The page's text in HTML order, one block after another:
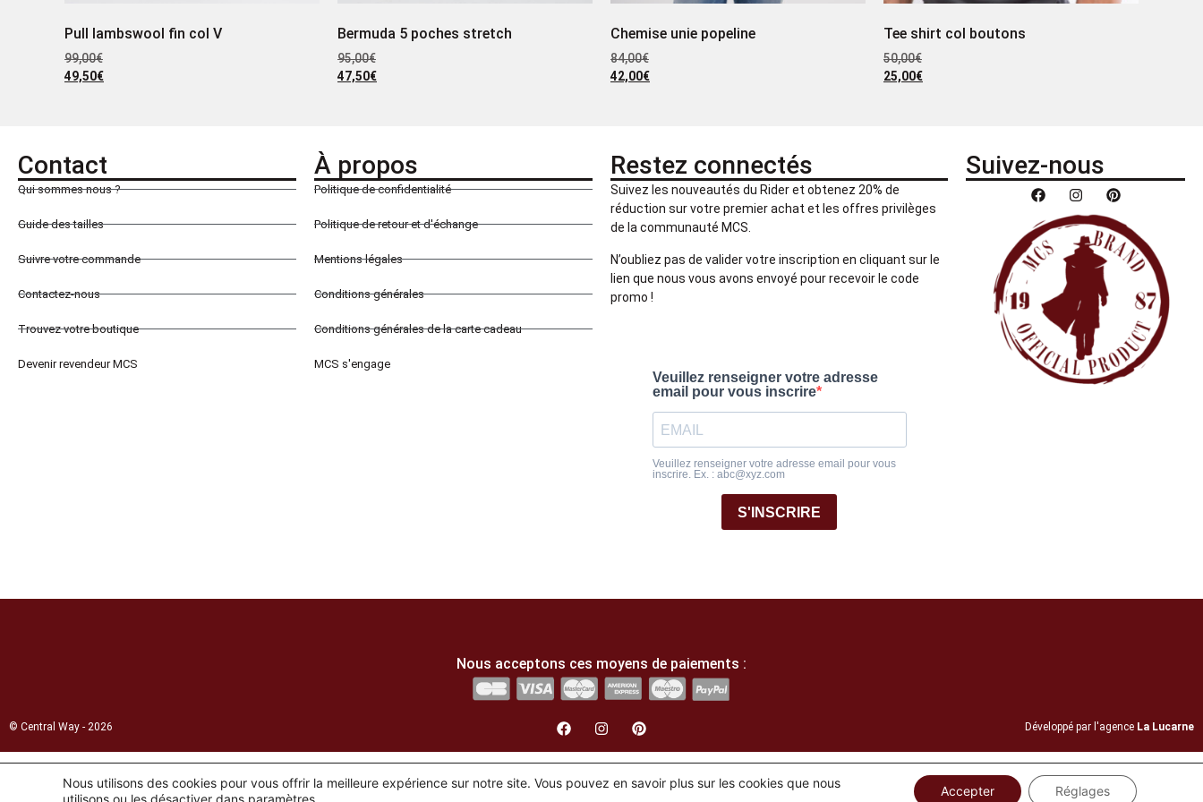
Pull lambswool fin col V
99,00€
49,50€
Bermuda 5 poches stretch
95,00€
47,50€
Chemise unie popeline
84,00€
42,00€
Tee shirt col boutons
50,00€
25,00€
Contact
Qui sommes nous ?
Guide des tailles
Suivre votre commande
Contactez-nous
Trouvez votre boutique
Devenir revendeur MCS
À propos
Politique de confidentialité
Politique de retour et d'échange
Mentions légales
Conditions générales
Conditions générales de la carte cadeau
MCS s'engage
Restez connectés
Suivez les nouveautés du Rider et obtenez 20% de
réduction sur votre premier achat et les offres privilèges
de la communauté MCS.
N’oubliez pas de valider votre inscription en cliquant sur le
lien que nous vous avons envoyé pour recevoir le code
promo !
Veuillez renseigner votre adresse
email pour vous inscrire
Veuillez renseigner votre adresse email pour vous
inscrire. Ex. : abc@xyz.com
S'INSCRIRE
Suivez-nous
Nous acceptons ces moyens de paiements :
© Central Way - 2026 Développé par l'agence La Lucarne
Nous utilisons des cookies pour vous offrir la meilleure expérience sur notre site. Vous pouvez en savoir plus sur les cookies que nous
utilisons ou les désactiver dans paramètres
Accepter Réglages